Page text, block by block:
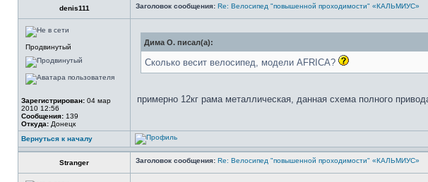
denis111 Заголовок сообщения: Re: Велосипед "повышенной проходимости" «КАЛЬМИУС»
Продвинутый
Зарегистрирован: 04 мар
2010 12:56
Сообщения: 139
Откуда: Донецк
Дима О. писал(а):
Сколько весит велосипед, модели AFRICA?
примерно 12кг рама металлическая, данная схема полного
Вернуться к началу
Stranger Заголовок сообщения: Re: Велосипед "повышенной проходимости" «КАЛЬМИУС»